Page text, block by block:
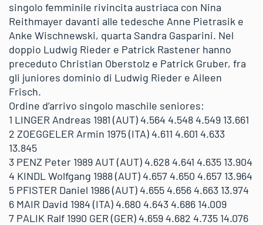
singolo femminile rivincita austriaca con Nina
Reithmayer davanti alle tedesche Anne Pietrasik e
Anke Wischnewski, quarta Sandra Gasparini. Nel
doppio Ludwig Rieder e Patrick Rastener hanno
preceduto Christian Oberstolz e Patrick Gruber, fra
gli juniores dominio di Ludwig Rieder e Aileen
Frisch.
Ordine d’arrivo singolo maschile seniores:
1 LINGER Andreas 1981 (AUT) 4.564 4.548 4.549 13.661
2 ZOEGGELER Armin 1975 (ITA) 4.611 4.601 4.633
13.845
3 PENZ Peter 1989 AUT (AUT) 4.628 4.641 4.635 13.904
4 KINDL Wolfgang 1988 (AUT) 4.657 4.650 4.657 13.964
5 PFISTER Daniel 1986 (AUT) 4.655 4.656 4.663 13.974
6 MAIR David 1984 (ITA) 4.680 4.643 4.686 14.009
7 PALIK Ralf 1990 GER (GER) 4.659 4.682 4.735 14.076